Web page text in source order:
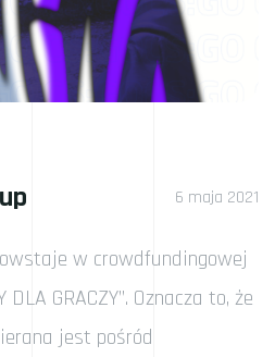
6 maja 2021
w crowdfundingowej
GRACZY”. Oznacza to, że
jest pośród